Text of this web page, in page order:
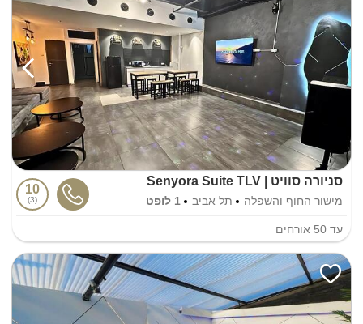
סניורה סוויט | Senyora Suite TLV
מישור החוף והשפלה תל אביב 1 לופט
10
3
עד 50 אורחים